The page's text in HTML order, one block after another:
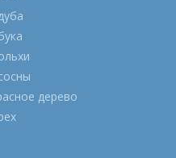
дерево